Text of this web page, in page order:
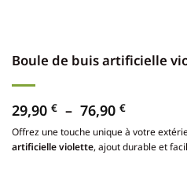
Boule de buis artificielle
29,90 € – 76,90 €Plage
de
prix :
29,90 €
Offrez une touche unique à votre
artificielle violette, ajout durable et